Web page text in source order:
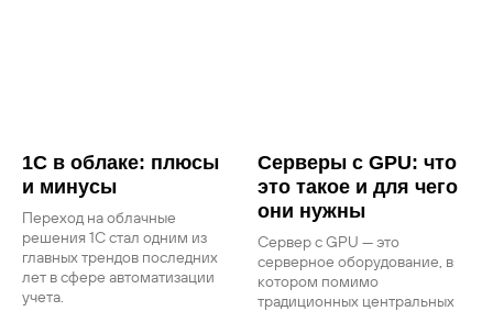
1С в облаке: плюсы
и минусы
Переход на облачные
решения 1С стал одним из
главных трендов последних
лет в сфере автоматизации
учета.
Серверы с GPU: что
это такое и для чего
они нужны
Сервер с GPU — это
серверное оборудование, в
котором помимо
традиционных центральных